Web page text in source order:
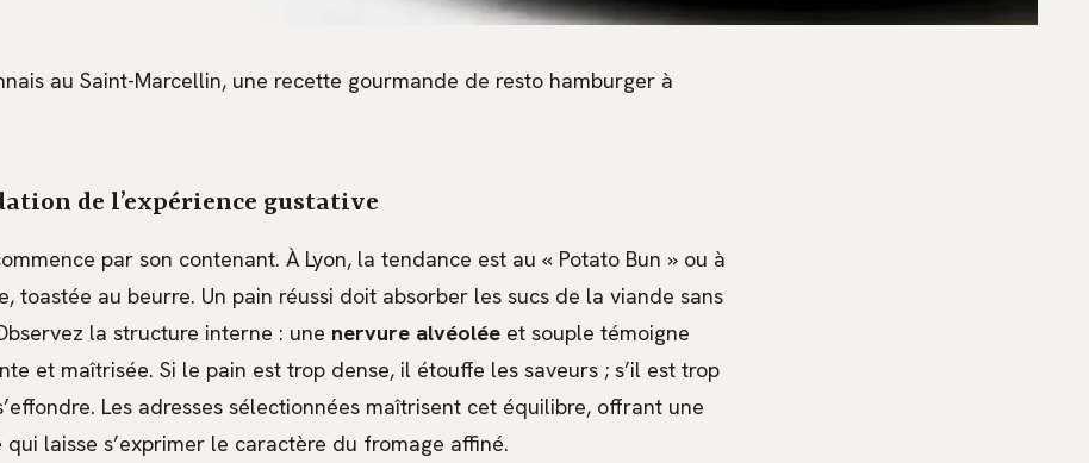
au Saint-Marcellin, une recette gourmande de resto hamburger à
de l’expérience gustative
par son contenant. À Lyon, la tendance est au « Potato Bun » ou à
toastée au beurre. Un pain réussi doit absorber les sucs de la viande sans
la structure interne : une nervure alvéolée et souple témoigne
et maîtrisée. Si le pain est trop dense, il étouffe les saveurs ; s’il est trop
Les adresses sélectionnées maîtrisent cet équilibre, offrant une
qui laisse s’exprimer le caractère du fromage affiné.